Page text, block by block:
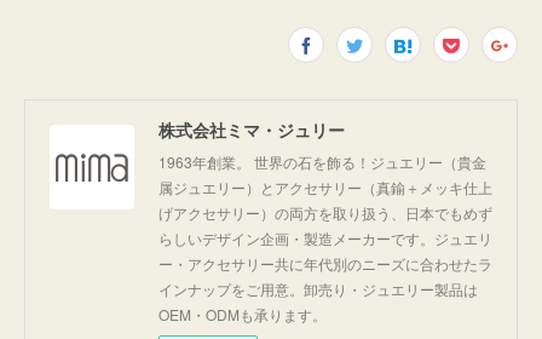
株式会社ミマ・ジュリー
1963年創業。 世界の石を飾る！ジュエリー（貴金
属ジュエリー）とアクセサリー（真鍮＋メッキ仕上
げアクセサリー）の両方を取り扱う、日本でもめず
らしいデザイン企画・製造メーカーです。ジュエリ
ー・アクセサリー共に年代別のニーズに合わせたラ
インナップをご用意。卸売り・ジュエリー製品は
OEM・ODMも承ります。